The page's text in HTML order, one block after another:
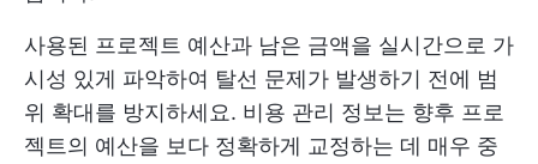
사용된 프로젝트 예산과 남은 금액을 실시간으로 가
시성 있게 파악하여 탈선 문제가 발생하기 전에 범
위 확대를 방지하세요. 비용 관리 정보는 향후 프로
젝트의 예산을 보다 정확하게 교정하는 데 매우 중